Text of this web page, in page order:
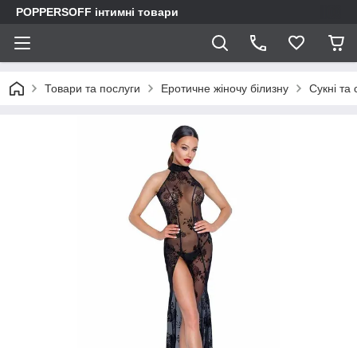
POPPERSOFF інтимні товари
Товари та послуги Еротичне жіночу білизну Сукні та